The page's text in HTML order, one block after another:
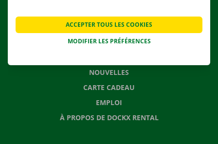
CONTACTEZ NOUS
NOUVELLES
CARTE CADEAU
EMPLOI
À PROPOS DE DOCKX RENTAL
MODIFIER LES PRÉFÉRENCES
ACCEPTER TOUS LES COOKIES